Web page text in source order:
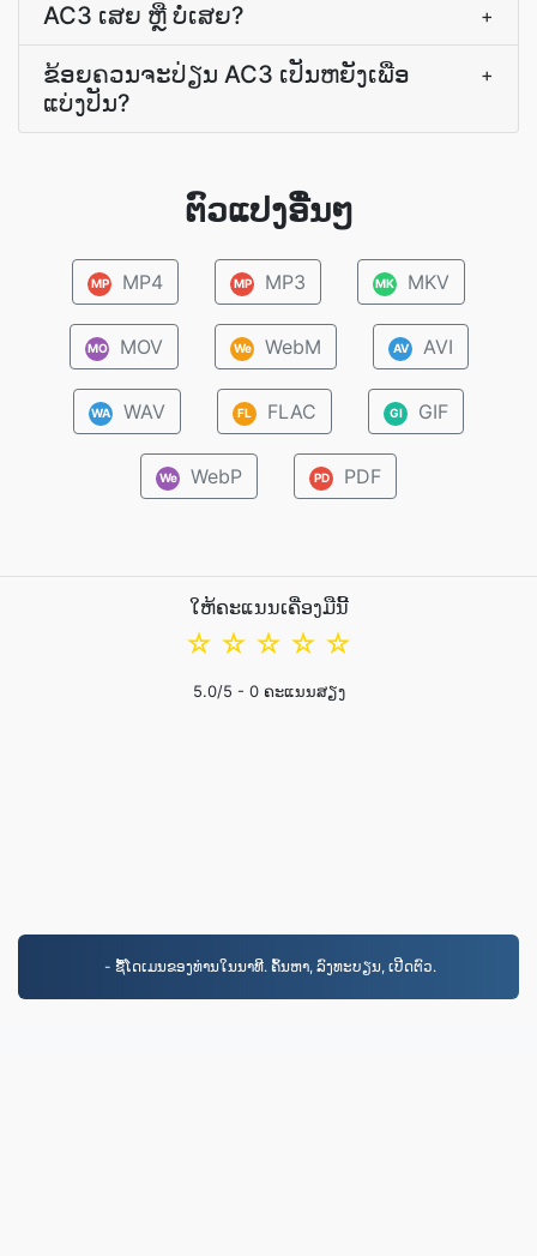
AC3 ເສຍ ຫຼື ບໍ່ເສຍ? +
ຂ້ອຍຄວນຈະປ່ຽນ AC3 ເປັນຫຍັງເພື່ອ
ແບ່ງປັນ?
+
ຕົວແປງອື່ນໆ
MP MP4 MP MP3 MK MKV
MO MOV We WebM AV AVI
WA WAV FL FLAC GI GIF
We WebP PD PDF
ໃຫ້ຄະແນນເຄື່ອງມືນີ້
☆
☆
☆
☆
☆
5.0/5 - 0ຄະແນນສຽງ
- ຊື້ໂດເມນຂອງທ່ານໃນນາທີ. ຄົ້ນຫາ, ລົງທະບຽນ, ເປີດຕົວ.